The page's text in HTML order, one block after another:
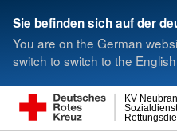
Sie befinden sich auf der
You are on the German
switch to switch to the
KV